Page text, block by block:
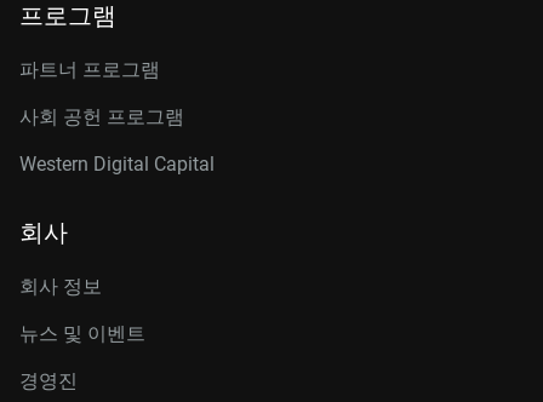
프로그램
파트너 프로그램
사회 공헌 프로그램
Western Digital Capital
회사
회사 정보
뉴스 및 이벤트
경영진